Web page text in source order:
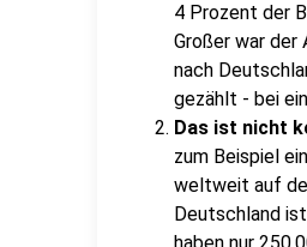
4 Prozent der
Großer war der
nach
gezählt - bei
Das ist nicht
zum Beispiel
weltweit auf
Deutschland